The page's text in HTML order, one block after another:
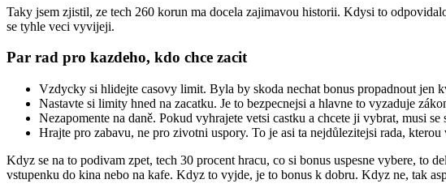
Taky jsem zjistil, ze tech 260 korun ma docela zajimavou historii. Kdysi to
se tyhle veci vyvijeji.
Par rad pro kazdeho, kdo chce zacit
Vzdycky si hlidejte casovy limit. Byla by skoda nechat bonus propadnout jen
Nastavte si limity hned na zacatku. Je to bezpecnejsi a hlavne to vyzaduje
Nezapomente na daně. Pokud vyhrajete vetsi castku a chcete ji vybrat, musi se
Hrajte pro zabavu, ne pro zivotni uspory. To je asi ta nejdůlezitejsi rada, kterou
Kdyz se na to podivam zpet, tech 30 procent hracu, co si bonus uspesne vybere, to
vstupenku do kina nebo na kafe. Kdyz to vyjde, je to bonus k dobru. Kdyz ne, tak